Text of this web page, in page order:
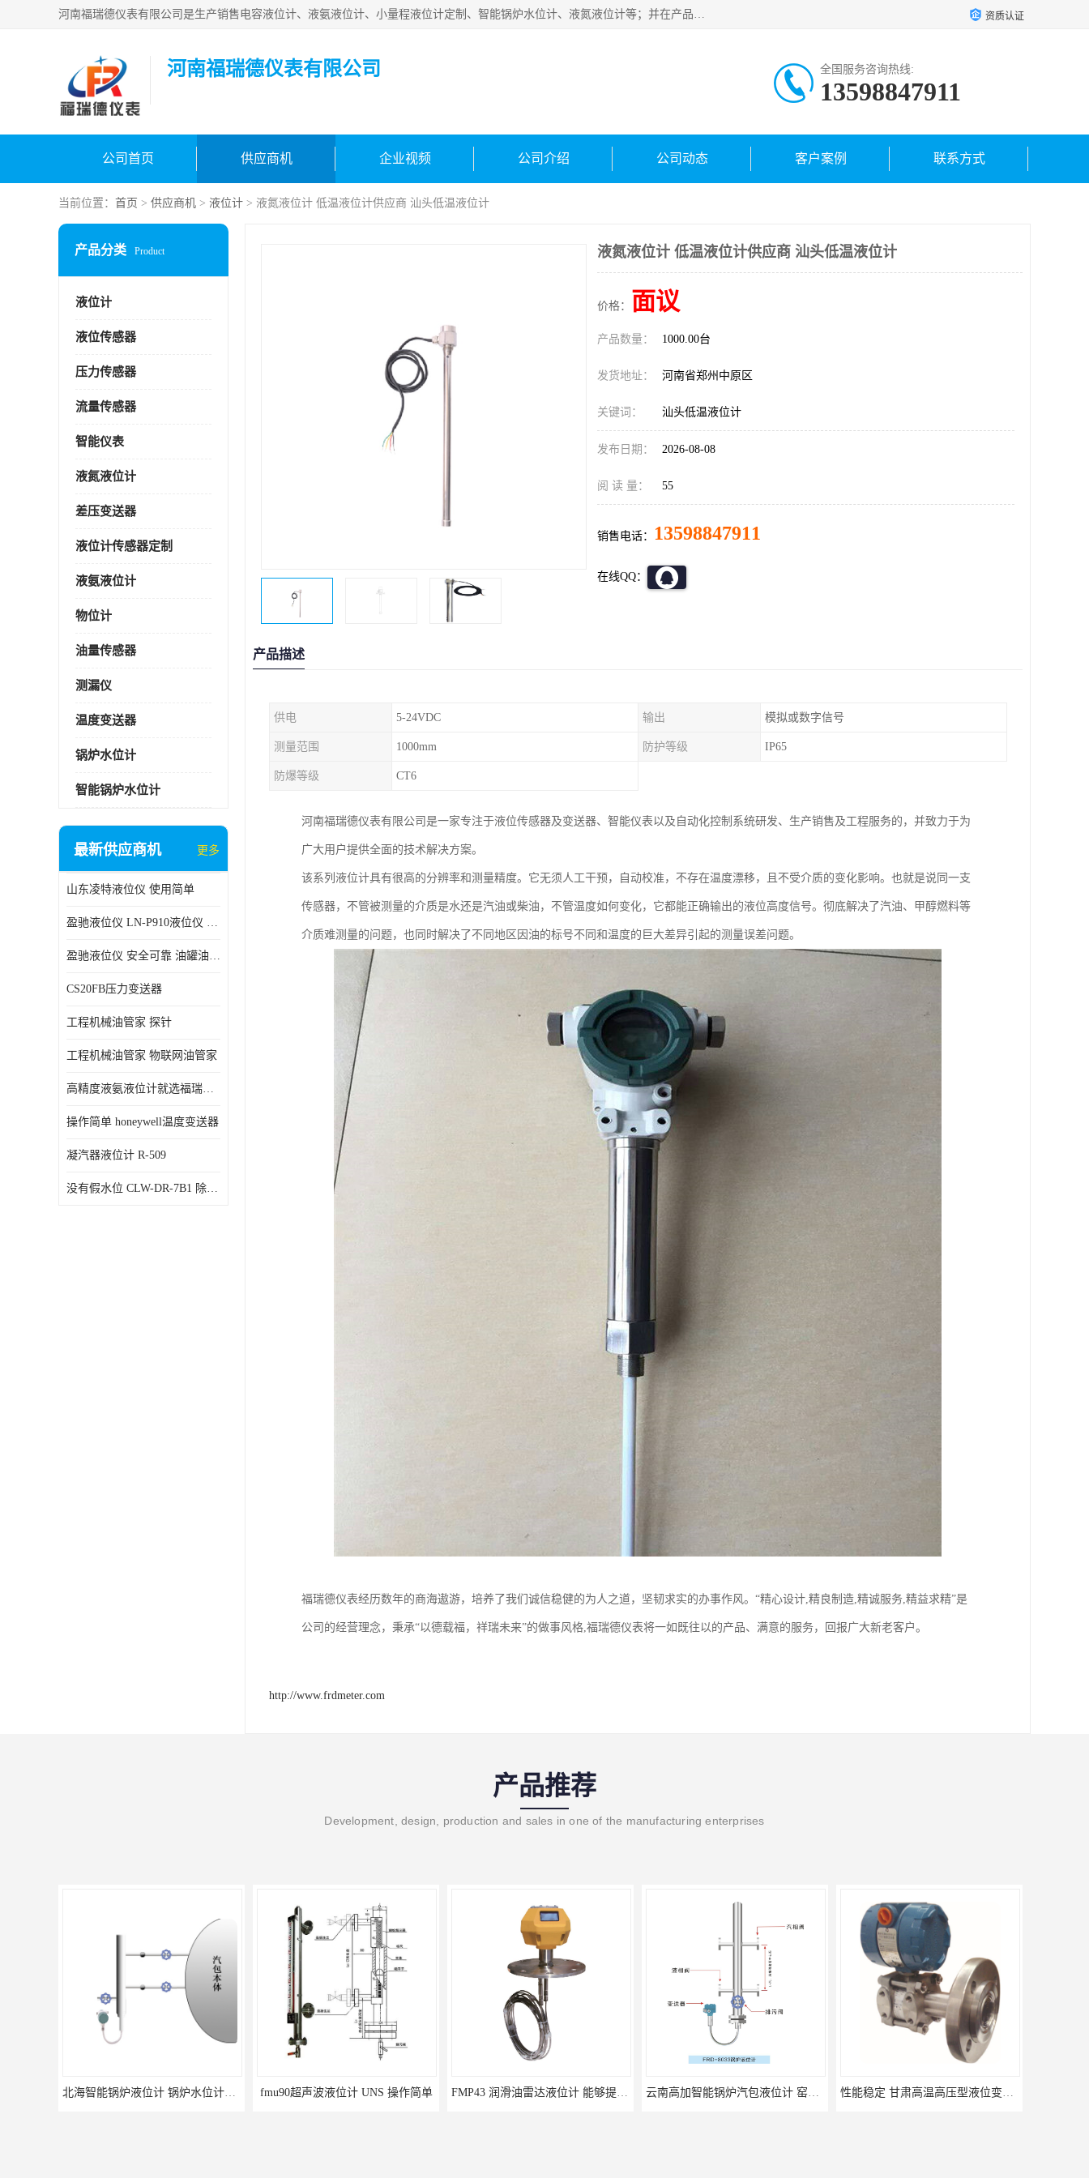
河南福瑞德仪表有限公司是生产销售电容液位计、液氨液位计、小量程液位计定制、智能锅炉水位计、液氮液位计等；并在产品开发、研制的过程中，吸取国内外仪器仪表的技术精华，建立了一支高、精、尖的科研开发队伍，使产品性能不断升级。 资质认证
河南福瑞德仪表有限公司 全国服务咨询热线:
13598847911
公司首页 供应商机 企业视频 公司介绍 公司动态 客户案例 联系方式
当前位置： 首页 > 供应商机 > 液位计 > 液氮液位计 低温液位计供应商 汕头低温液位计
产品分类 Product
液位计
液位传感器
压力传感器
流量传感器
智能仪表
液氮液位计
差压变送器
液位计传感器定制
液氨液位计
物位计
油量传感器
测漏仪
温度变送器
锅炉水位计
智能锅炉水位计
最新供应商机 更多
山东凌特液位仪 使用简单
盈驰液位仪 LN-P910液位仪 安全可靠
盈驰液位仪 安全可靠 油罐油位检测
CS20FB压力变送器
工程机械油管家 探针
工程机械油管家 物联网油管家
高精度液氨液位计就选福瑞德仪表
操作简单 honeywell温度变送器
凝汽器液位计 R-509
没有假水位 CLW-DR-7B1 除氧器水位测量
液氮液位计 低温液位计供应商 汕头低温液位计
价格： 面议
产品数量： 1000.00台
发货地址： 河南省郑州中原区
关键词： 汕头低温液位计
发布日期： 2026-08-08
阅 读 量： 55
销售电话： 13598847911
在线QQ：
产品描述
供电 5-24VDC 输出 模拟或数字信号
测量范围 1000mm 防护等级 IP65
防爆等级 CT6
河南福瑞德仪表有限公司是一家专注于液位传感器及变送器、智能仪表以及自动化控制系统研发、生产销售及工程服务的，并致力于为
广大用户提供全面的技术解决方案。
该系列液位计具有很高的分辨率和测量精度。它无须人工干预，自动校准，不存在温度漂移，且不受介质的变化影响。也就是说同一支
传感器，不管被测量的介质是水还是汽油或柴油，不管温度如何变化，它都能正确输出的液位高度信号。彻底解决了汽油、甲醇燃料等
介质难测量的问题，也同时解决了不同地区因油的标号不同和温度的巨大差异引起的测量误差问题。
福瑞德仪表经历数年的商海遨游，培养了我们诚信稳健的为人之道，坚韧求实的办事作风。“精心设计,精良制造,精诚服务,精益求精”是
公司的经营理念，秉承“以德载福，祥瑞未来”的做事风格,福瑞德仪表将一如既往以的产品、满意的服务，回报广大新老客户。
http://www.frdmeter.com
产品推荐
Development, design, production and sales in one of the manufacturing enterprises
北海智能锅炉液位计 锅炉水位计厂商 自动适应自动校准 fmu90超声波液位计 UNS 操作简单 FMP43 润滑油雷达液位计 能够提供定制服务 云南高加智能锅炉汽包液位计 窑头窑尾液位计 性能稳定 甘肃高温高压型液位变送器 川仪液位计